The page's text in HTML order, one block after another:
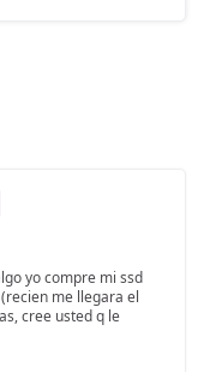
yo compre mi ssd
me llegara el
cree usted q le